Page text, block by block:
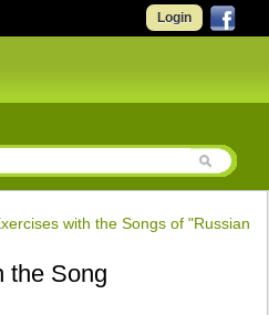
Login
with the Songs of "Russian
the Song